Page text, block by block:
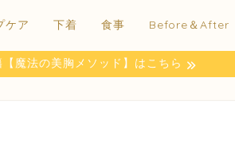
ケア 下着 食事 Before＆After
【魔法の美胸メソッド】はこちら